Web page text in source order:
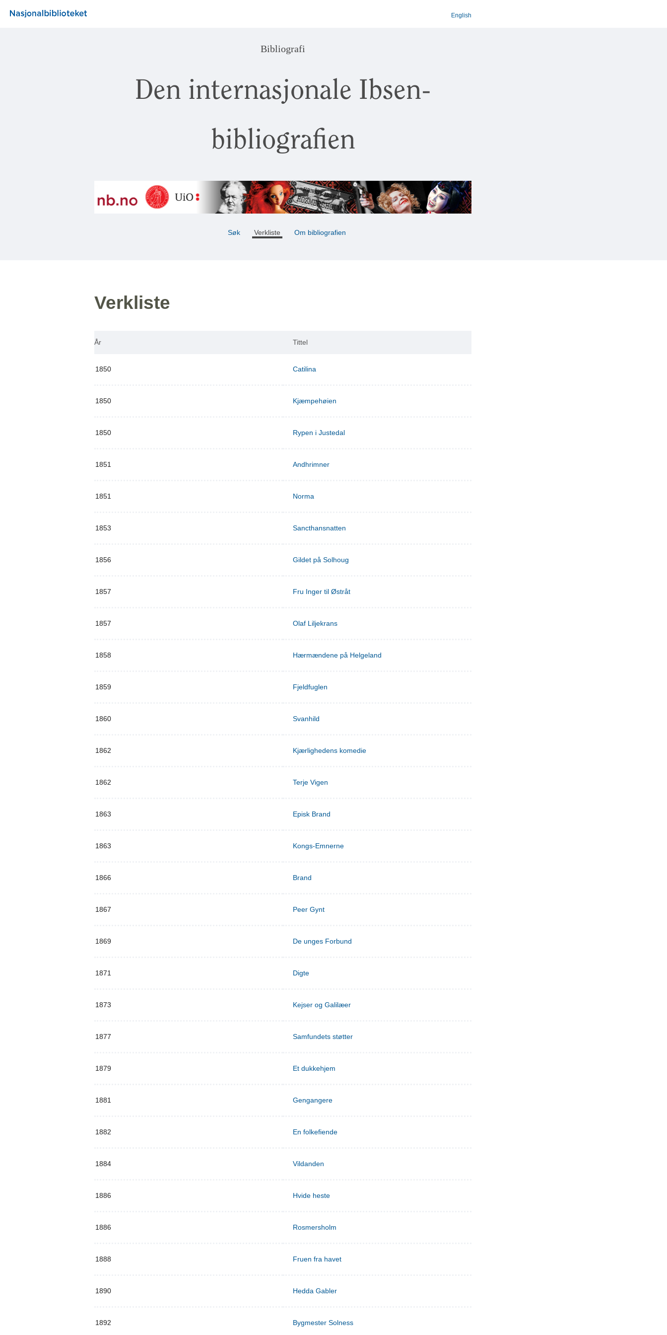
English
Bibliografi
Den internasjonale Ibsen-
bibliografien
Søk Verkliste Om bibliografien
Verkliste
År Tittel
1850 Catilina
1850 Kjæmpehøien
1850 Rypen i Justedal
1851 Andhrimner
1851 Norma
1853 Sancthansnatten
1856 Gildet på Solhoug
1857 Fru Inger til Østråt
1857 Olaf Liljekrans
1858 Hærmændene på Helgeland
1859 Fjeldfuglen
1860 Svanhild
1862 Kjærlighedens komedie
1862 Terje Vigen
1863 Episk Brand
1863 Kongs-Emnerne
1866 Brand
1867 Peer Gynt
1869 De unges Forbund
1871 Digte
1873 Kejser og Galilæer
1877 Samfundets støtter
1879 Et dukkehjem
1881 Gengangere
1882 En folkefiende
1884 Vildanden
1886 Hvide heste
1886 Rosmersholm
1888 Fruen fra havet
1890 Hedda Gabler
1892 Bygmester Solness